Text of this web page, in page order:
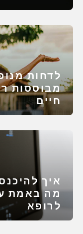
לדחות
מבוססות
חיים
איך
מה באמת
לרופא